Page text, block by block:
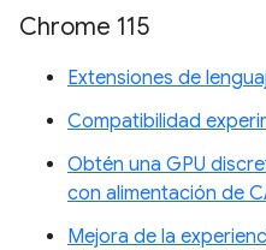
Chrome 115
Extensiones de
Compatibilidad
Obtén una GPU
con alimentación de
Mejora de la